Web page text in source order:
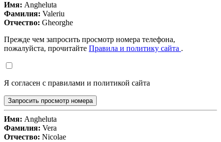
Имя: Angheluta
Фамилия: Valeriu
Отчество: Gheorghe
Прежде чем запросить просмотр номера телефона,
пожалуйста, прочитайте Правила и политику сайта .
Я согласен с правилами и политикой сайта
Запросить просмотр номера
Имя: Angheluta
Фамилия: Vera
Отчество: Nicolae